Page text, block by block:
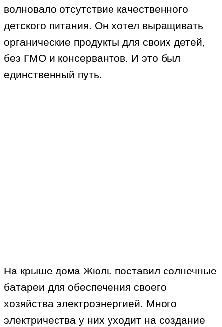
волновало отсутствие качественного
детского питания. Он хотел выращивать
органические продукты для своих детей,
без ГМО и консервантов. И это был
единственный путь.
На крыше дома Жюль поставил солнечные
батареи для обеспечения своего
хозяйства электроэнергией. Много
электричества у них уходит на создание